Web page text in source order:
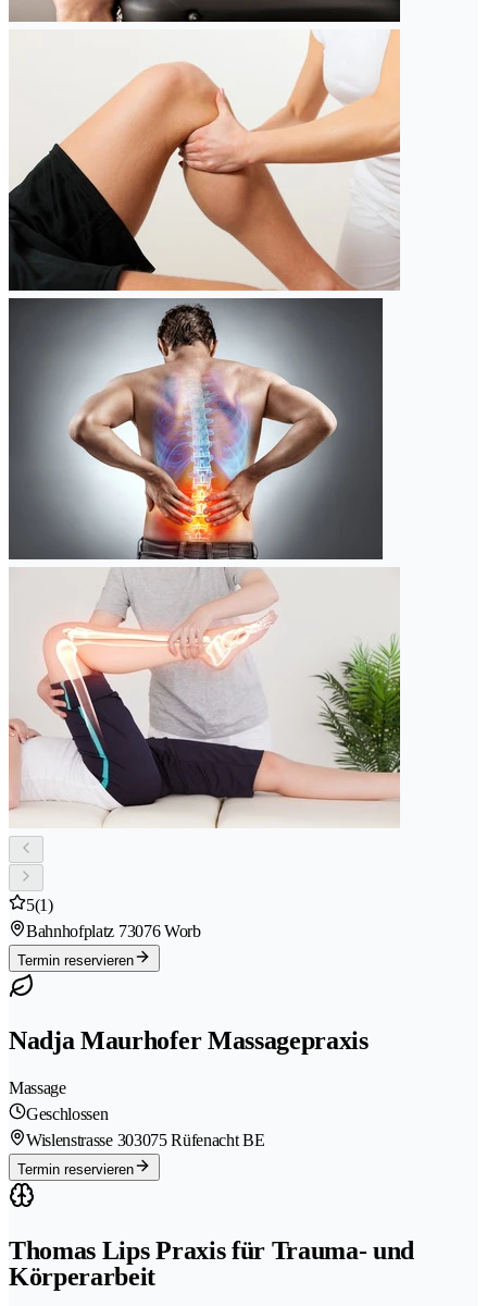
5(1)
Bahnhofplatz 73076 Worb
Termin reservieren
Nadja Maurhofer Massagepraxis
Massage
Geschlossen
Wislenstrasse 303075 Rüfenacht BE
Termin reservieren
Thomas Lips Praxis für Trauma- und
Körperarbeit